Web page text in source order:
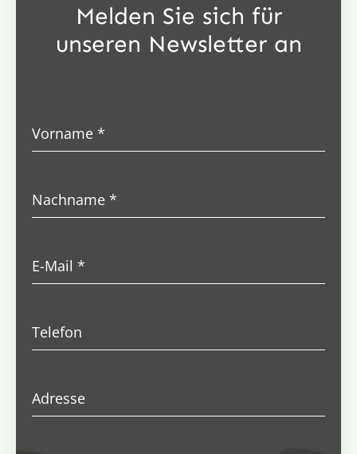
Melden Sie sich für
unseren Newsletter an
Vorname*
Nachname*
E-Mail*
Telefon
Adresse